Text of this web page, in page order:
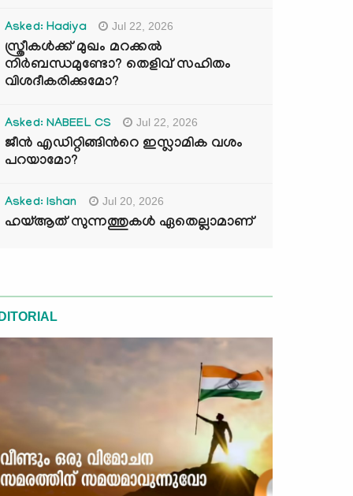
Asked: Hadiya Jul 22, 2026
സ്ത്രീകൾക്ക് മുഖം മറക്കൽ
നിർബന്ധമുണ്ടോ? തെളിവ് സഹിതം
വിശദീകരിക്കുമോ?
Asked: NABEEL CS Jul 22, 2026
ജീൻ എഡിറ്റിങ്ങിന്‍റെ ഇസ്ലാമിക വശം
പറയാമോ?
Asked: Ishan Jul 20, 2026
ഹയ്ആത് സുന്നത്തുകൾ ഏതെല്ലാമാണ്